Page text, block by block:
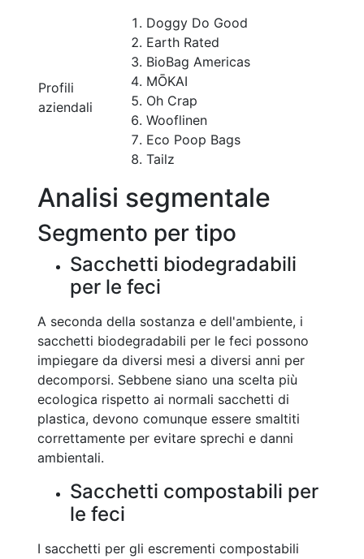
Profili
aziendali
Doggy Do Good
Earth Rated
BioBag Americas
MŌKAI
Oh Crap
Wooflinen
Eco Poop Bags
Tailz
Analisi segmentale
Segmento per tipo
Sacchetti biodegradabili
per le feci
A seconda della sostanza e dell'ambiente, i
sacchetti biodegradabili per le feci possono
impiegare da diversi mesi a diversi anni per
decomporsi. Sebbene siano una scelta più
ecologica rispetto ai normali sacchetti di
plastica, devono comunque essere smaltiti
correttamente per evitare sprechi e danni
ambientali.
Sacchetti compostabili per
le feci
I sacchetti per gli escrementi compostabili